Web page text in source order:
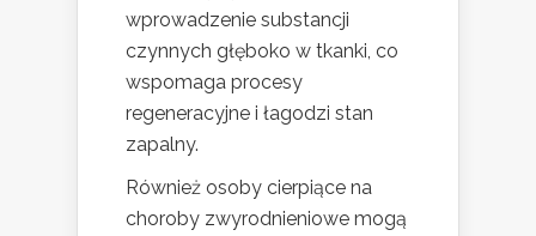
wprowadzenie substancji
czynnych głęboko w tkanki, co
wspomaga procesy
regeneracyjne i łagodzi stan
zapalny.
Również osoby cierpiące na
choroby zwyrodnieniowe mogą